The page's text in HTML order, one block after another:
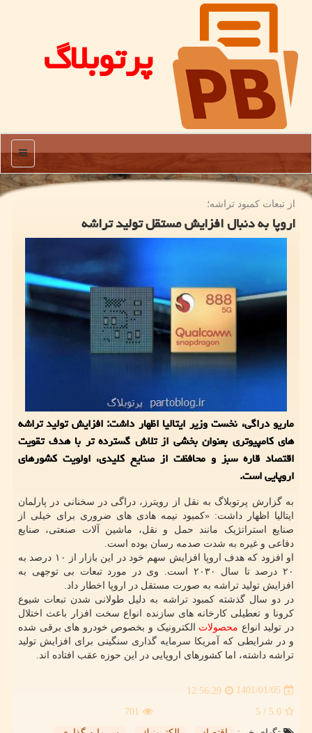
پرتوبلاگ
منو
از تبعات كمبود تراشه؛
اروپا به دنبال افزایش مستقل تولید تراشه
ماریو دراگی، نخست وزیر ایتالیا اظهار داشت: افزایش تولید تراشه
های کامپیوتری بعنوان بخشی از تلاش گسترده تر با هدف تقویت
اقتصاد قاره سبز و محافظت از صنایع کلیدی، اولویت کشورهای
اروپایی است.
به گزارش پرتوبلاگ به نقل از رویترز، دراگی در سخنانی در پارلمان
ایتالیا اظهار داشت: «کمبود نیمه هادی های ضروری برای خیلی از
صنایع استراتژیک مانند حمل و نقل، ماشین آلات صنعتی، صنایع
دفاعی و غیره به شدت صدمه رسان بوده است.
او افزود که هدف اروپا افزایش سهم خود در این بازار از ۱۰ درصد به
۲۰ درصد تا سال ۲۰۳۰ است. وی در مورد تبعات بی توجهی به
افزایش تولید تراشه به صورت مستقل در اروپا اخطار داد.
در دو سال گذشته کمبود تراشه به دلیل طولانی شدن تبعات شیوع
کرونا و تعطیلی کارخانه های سازنده انواع سخت افزار باعث اختلال
در تولید انواع محصولات الکترونیک و بخصوص خودرو های برقی شده
و در شرایطی که آمریکا سرمایه گذاری سنگینی برای افزایش تولید
تراشه داشته، اما کشورهای اروپایی در این حوزه عقب افتاده اند.
1401/01/05
12:56:29
5.0
/ 5
701